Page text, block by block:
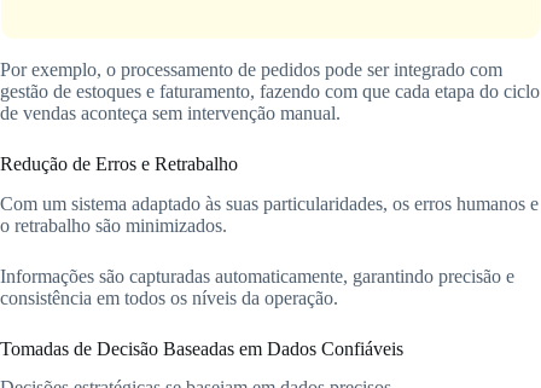
Por exemplo, o processamento de pedidos pode ser integrado com
gestão de estoques e faturamento, fazendo com que cada etapa do ciclo
de vendas aconteça sem intervenção manual.
Redução de Erros e Retrabalho
Com um sistema adaptado às suas particularidades, os erros humanos e
o retrabalho são minimizados.
Informações são capturadas automaticamente, garantindo precisão e
consistência em todos os níveis da operação.
Tomadas de Decisão Baseadas em Dados Confiáveis